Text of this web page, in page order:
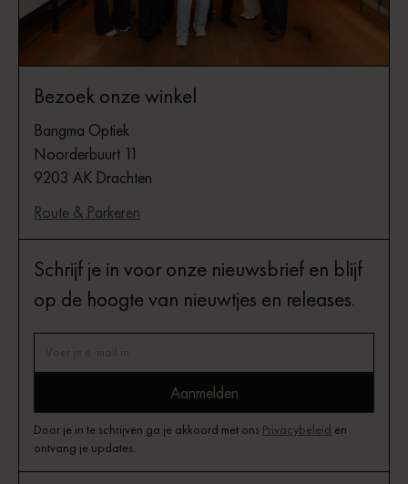
Bezoek onze winkel
Bangma Optiek
Noorderbuurt 11
9203 AK Drachten
Route & Parkeren
Schrijf je in voor onze nieuwsbrief en blijf
op de hoogte van nieuwtjes en releases.
Door je in te schrijven ga je akkoord met ons Privacybeleid en
ontvang je updates.